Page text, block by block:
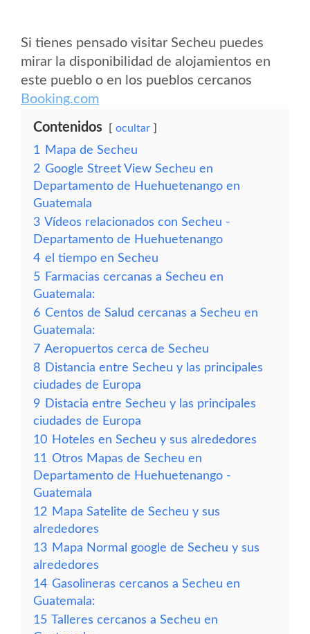
Si tienes pensado visitar Secheu puedes
mirar la disponibilidad de alojamientos en
este pueblo o en los pueblos cercanos
Booking.com
Contenidos ocultar
1
Mapa de Secheu
2 Google Street View Secheu en
Departamento de Huehuetenango en
Guatemala
3 Vídeos relacionados con Secheu -
Departamento de Huehuetenango
4 el tiempo en Secheu
5 Farmacias cercanas a Secheu en
Guatemala:
6 Centos de Salud cercanas a Secheu en
Guatemala:
7 Aeropuertos cerca de Secheu
8 Distancia entre Secheu y las principales
ciudades de Europa
9 Distacia entre Secheu y las principales
ciudades de Europa
10 Hoteles en Secheu y sus alrededores
11 Otros Mapas de Secheu en
Departamento de Huehuetenango -
Guatemala
12 Mapa Satelite de Secheu y sus
alrededores
13 Mapa Normal google de Secheu y sus
alrededores
14 Gasolineras cercanos a Secheu en
Guatemala:
15 Talleres cercanos a Secheu en